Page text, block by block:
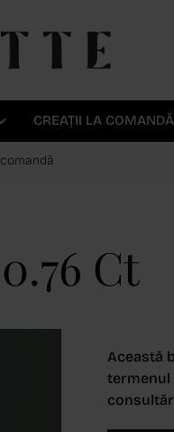
CREAȚII LA COMANDĂ
Ct
Această
termenul